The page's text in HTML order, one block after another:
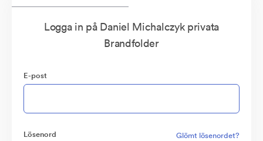
Logga in på Daniel Michalczyk privata
Brandfolder
E-post
Lösenord Glömt lösenordet?